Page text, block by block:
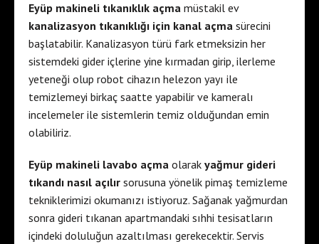
Eyüp makineli tıkanıklık açma müstakil ev
kanalizasyon tıkanıklığı için kanal açma sürecini
başlatabilir. Kanalizasyon türü fark etmeksizin her
sistemdeki gider içlerine yine kırmadan girip, ilerleme
yeteneği olup robot cihazın helezon yayı ile
temizlemeyi birkaç saatte yapabilir ve kameralı
incelemeler ile sistemlerin temiz olduğundan emin
olabiliriz.
Eyüp makineli lavabo açma olarak yağmur gideri
tıkandı nasıl açılır sorusuna yönelik pimaş temizleme
tekniklerimizi okumanızı istiyoruz. Sağanak yağmurdan
sonra gideri tıkanan apartmandaki sıhhi tesisatların
içindeki doluluğun azaltılması gerekecektir. Servis